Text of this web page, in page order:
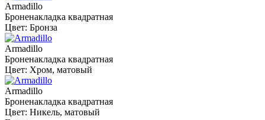
Armadillo
Броненакладка квадратная
Цвет: Бронза
Armadillo
Броненакладка квадратная
Цвет: Хром, матовый
Armadillo
Броненакладка квадратная
Цвет: Никель, матовый